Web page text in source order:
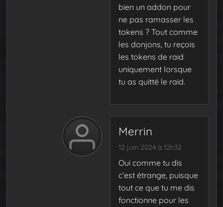
bien un addon pour
ne pas ramasser les
tokens ? Tout comme
les donjons, tu reçois
les tokens de raid
uniquement lorsque
tu as quitté le raid.
Merrin
12 juin 2024 à 12h32
Oui comme tu dis
c’est étrange, puisque
tout ce que tu me dis
fonctionne pour les